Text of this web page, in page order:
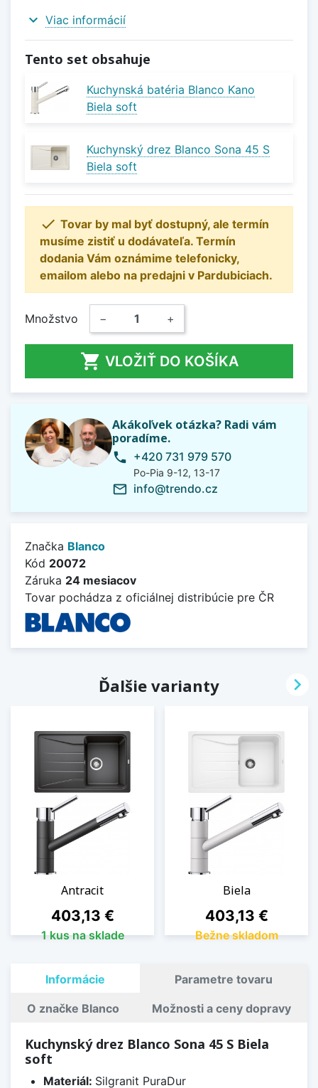
expand_more Viac informácií
Tento set obsahuje
Kuchynská batéria Blanco Kano
Biela soft
Kuchynský drez Blanco Sona 45 S
Biela soft
 Tovar by mal byť dostupný, ale termín
musíme zistiť u dodávateľa. Termín
dodania Vám oznámime telefonicky,
emailom alebo na predajni v Pardubiciach.
Množstvo − +
 VLOŽIŤ DO KOŠÍKA
Akákoľvek otázka? Radi vám
poradíme.
phone +420 731 979 570
Po-Pia 9-12, 13-17
mail_outline info@trendo.cz
Značka Blanco
Kód 20072
Záruka 24 mesiacov
Tovar pochádza z oficiálnej distribúcie pre ČR
Ďalšie varianty
Antracit
Cena
403,13 €
1 kus na sklade
Biela
Cena
403,13 €
Bežne skladom

Informácie Parametre tovaru
O značke Blanco Možnosti a ceny dopravy
Kuchynský drez Blanco Sona 45 S Biela
soft
Materiál: Silgranit PuraDur